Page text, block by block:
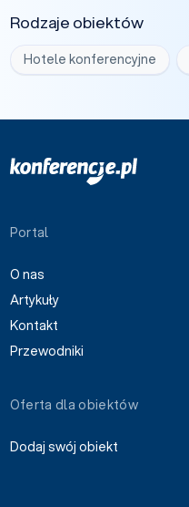
Rodzaje obiektów
Hotele konferencyjne
Portal
O nas
Artykuły
Kontakt
Przewodniki
Oferta dla obiektów
Dodaj swój obiekt